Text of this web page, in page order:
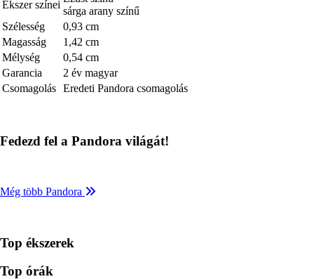
Ékszer színei
sárga arany színű
Szélesség
0,93 cm
Magasság
1,42 cm
Mélység
0,54 cm
Garancia
2 év magyar
Csomagolás Eredeti Pandora csomagolás
Fedezd fel a Pandora világát!
Még több Pandora
Top ékszerek
Top órák